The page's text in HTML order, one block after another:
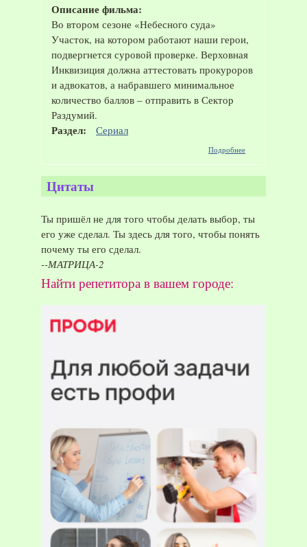
Описание фильма:
Во втором сезоне «Небесного суда»
Участок, на котором работают наши герои,
подвергнется суровой проверке. Верховная
Инквизиция должна аттестовать прокуроров
и адвокатов, а набравшего минимальное
количество баллов – отправить в Сектор
Раздумий.
Раздел: Сериал
Подробнее
Цитаты
Ты пришёл не для того чтобы делать выбор, ты
его уже сделал. Ты здесь для того, чтобы понять
почему ты его сделал.
--МАТРИЦА-2
Найти репетитора в вашем городе: